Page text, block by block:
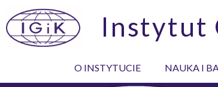
Instytut
O INSTYTUCIE NAUKA I